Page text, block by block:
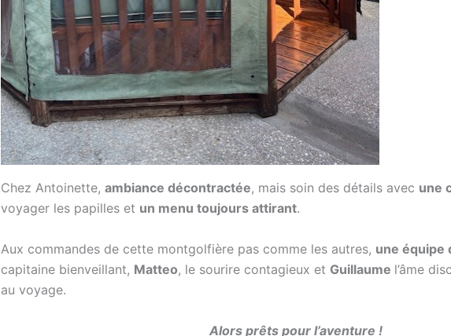
Chez Antoinette, ambiance décontractée, mais soin des détails avec une
voyager les papilles et un menu toujours attirant.
Aux commandes de cette montgolfière pas comme les autres, une équipe
capitaine bienveillant, Matteo, le sourire contagieux et Guillaume l’âme
au voyage.
Alors prêts pour l’aventure !